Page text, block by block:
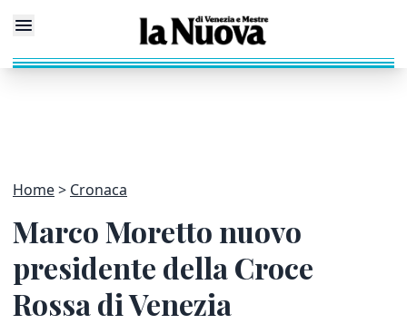
Home Cronaca
Marco Moretto nuovo
presidente della Croce
Rossa di Venezia